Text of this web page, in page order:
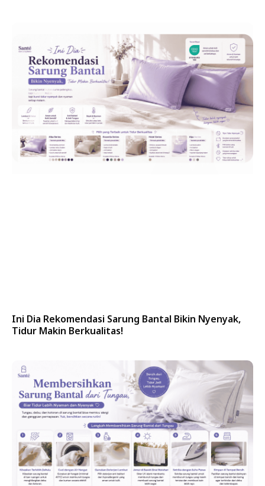
Ini Dia Rekomendasi Sarung Bantal Bikin Nyenyak,
Tidur Makin Berkualitas!